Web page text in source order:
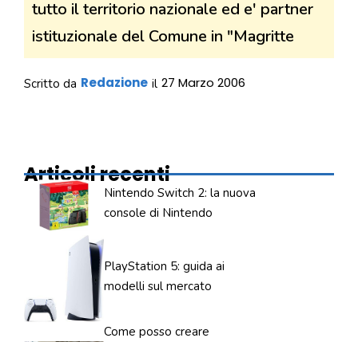
tutto il territorio nazionale ed e' partner
istituzionale del Comune in "Magritte
Scritto da Redazione il 27 Marzo 2006
Articoli recenti
Nintendo Switch 2: la nuova
console di Nintendo
PlayStation 5: guida ai
modelli sul mercato
Come posso creare